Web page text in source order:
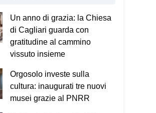
Un anno di grazia: la Chiesa
di Cagliari guarda con
gratitudine al cammino
vissuto insieme
Orgosolo investe sulla
cultura: inaugurati tre nuovi
musei grazie al PNRR